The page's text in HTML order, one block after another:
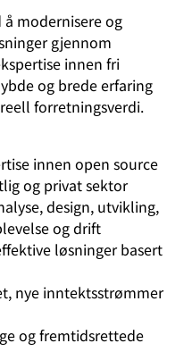
modernisere og
gjennom
innen fri
og brede erfaring
forretningsverdi.
innen open source
og privat sektor
design, utvikling,
og drift
løsninger basert
nye inntektsstrømmer
og fremtidsrettede